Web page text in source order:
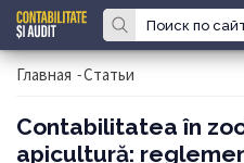
Главная -Статьи
Contabilitatea în
apicultură: